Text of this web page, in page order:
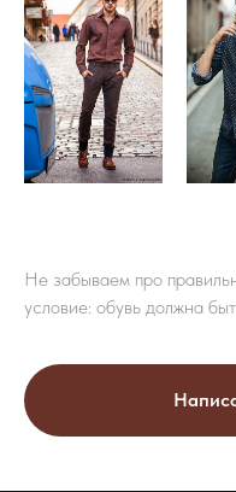
Не забываем про
условие: обувь должна